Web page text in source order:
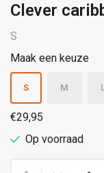
Clever
S
Maak een keuze
S M
€29,95
Op voorraad